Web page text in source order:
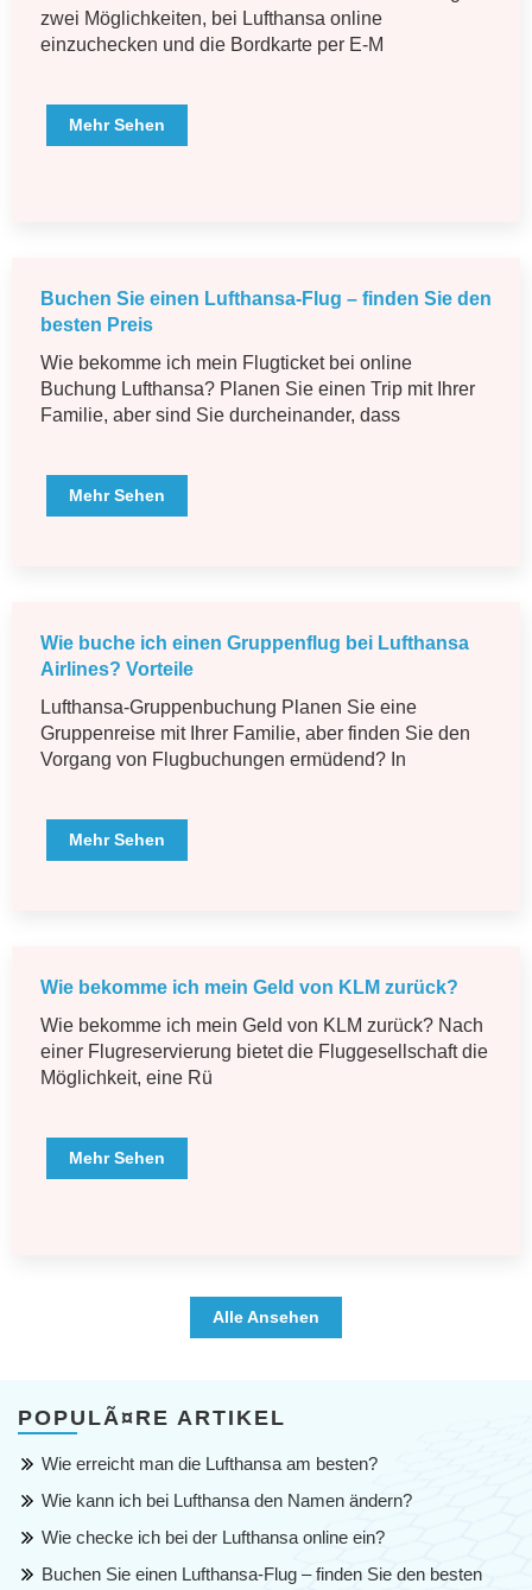
zwei Möglichkeiten, bei Lufthansa online
einzuchecken und die Bordkarte per E-M
Mehr Sehen
Buchen Sie einen Lufthansa-Flug – finden Sie den
besten Preis
Wie bekomme ich mein Flugticket bei online
Buchung Lufthansa? Planen Sie einen Trip mit Ihrer
Familie, aber sind Sie durcheinander, dass
Mehr Sehen
Wie buche ich einen Gruppenflug bei Lufthansa
Airlines? Vorteile
Lufthansa-Gruppenbuchung Planen Sie eine
Gruppenreise mit Ihrer Familie, aber finden Sie den
Vorgang von Flugbuchungen ermüdend? In
Mehr Sehen
Wie bekomme ich mein Geld von KLM zurück?
Wie bekomme ich mein Geld von KLM zurück? Nach
einer Flugreservierung bietet die Fluggesellschaft die
Möglichkeit, eine Rü
Mehr Sehen
Alle Ansehen
POPULÃ¤RE ARTIKEL
Wie erreicht man die Lufthansa am besten?
Wie kann ich bei Lufthansa den Namen ändern?
Wie checke ich bei der Lufthansa online ein?
Buchen Sie einen Lufthansa-Flug – finden Sie den besten